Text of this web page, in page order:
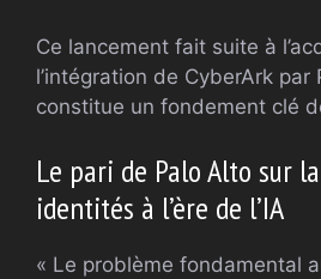
Ce lancement fait suite à
l’intégration de CyberArk par
constitue un fondement clé
Le pari de Palo Alto sur
identités à l’ère de l’IA
« Le problème fondamental